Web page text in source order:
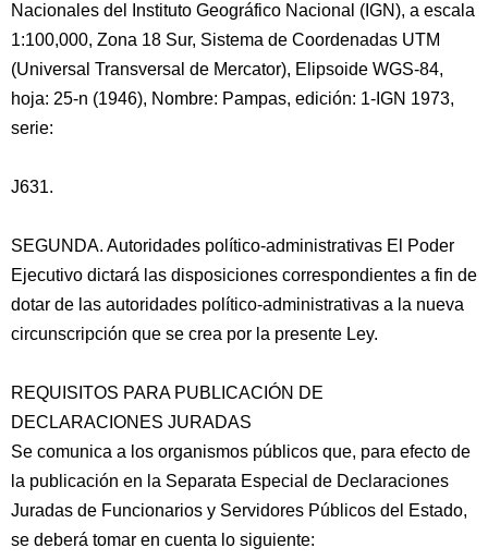
Nacionales del Instituto Geográfico Nacional (IGN), a escala
1:100,000, Zona 18 Sur, Sistema de Coordenadas UTM
(Universal Transversal de Mercator), Elipsoide WGS-84,
hoja: 25-n (1946), Nombre: Pampas, edición: 1-IGN 1973,
serie:
J631.
SEGUNDA. Autoridades político-administrativas El Poder
Ejecutivo dictará las disposiciones correspondientes a fin de
dotar de las autoridades político-administrativas a la nueva
circunscripción que se crea por la presente Ley.
REQUISITOS PARA PUBLICACIÓN DE
DECLARACIONES JURADAS
Se comunica a los organismos públicos que, para efecto de
la publicación en la Separata Especial de Declaraciones
Juradas de Funcionarios y Servidores Públicos del Estado,
se deberá tomar en cuenta lo siguiente: